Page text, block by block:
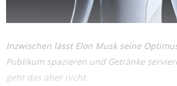
Inzwischen lässt Elon Musk seine
Publikum spazieren und Getränke
geht das aber nicht.